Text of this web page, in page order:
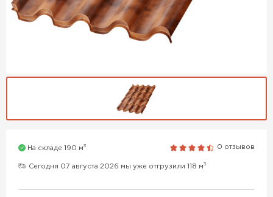
На складе 190 м3 0 отзывов
Сегодня 07 августа 2026 мы уже отгрузили 118 м3